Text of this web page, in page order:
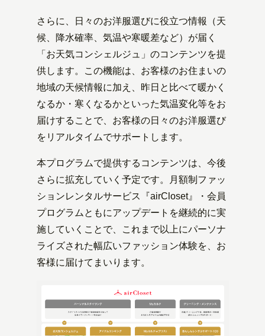
さらに、日々のお洋服選びに役立つ情報（天
候、降水確率、気温や寒暖差など）が届く
「お天気コンシェルジュ」のコンテンツを提
供します。この機能は、お客様のお住まいの
地域の天候情報に加え、昨日と比べて暖かく
なるか・寒くなるかといった気温変化等をお
届けすることで、お客様の日々のお洋服選び
をリアルタイムでサポートします。
本プログラムで提供するコンテンツは、今後
さらに拡充していく予定です。月額制ファッ
ションレンタルサービス『airCloset』・会員
プログラムともにアップデートを継続的に実
施していくことで、これまで以上にパーソナ
ライズされた幅広いファッション体験を、お
客様に届けてまいります。